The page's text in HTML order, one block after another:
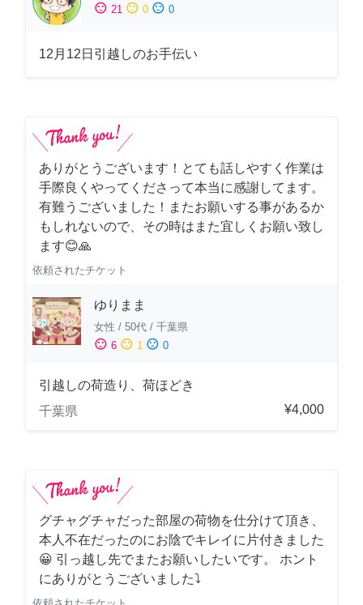
sentiment_satisfied 21 sentiment_neutral 0 sentiment_dissatisfied 0
12月12日引越しのお手伝い
ありがとうございます！とても話しやすく作業は
手際良くやってくださって本当に感謝してます。
有難うございました！またお願いする事があるか
もしれないので、その時はまた宜しくお願い致し
ます😊🙏
依頼されたチケット
ゆりまま
女性 / 50代 / 千葉県
sentiment_satisfied 6 sentiment_neutral 1 sentiment_dissatisfied 0
引越しの荷造り、荷ほどき
千葉県
¥4,000
グチャグチャだった部屋の荷物を仕分けて頂き、
本人不在だったのにお陰でキレイに片付きました
😀 引っ越し先でまたお願いしたいです。 ホント
にありがとうございました⤵